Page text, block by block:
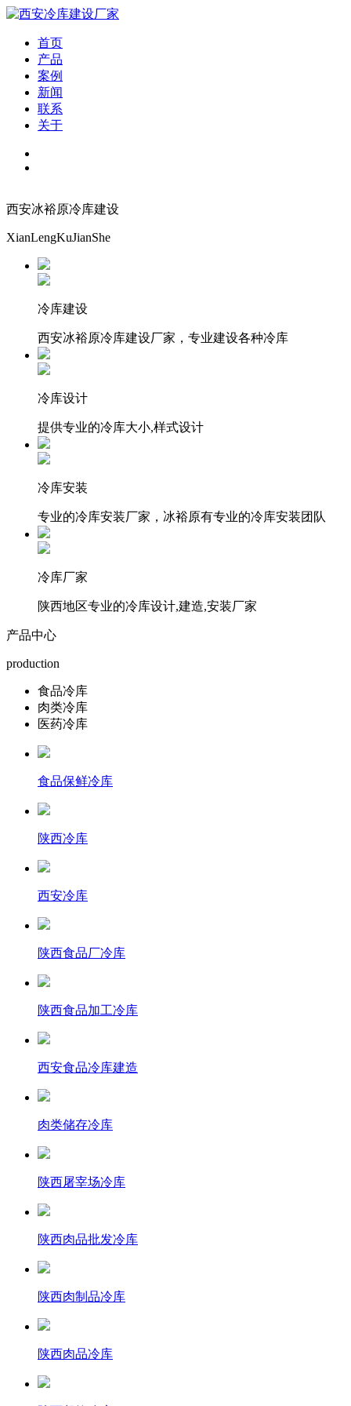
首页
产品
案例
新闻
联系
关于
西安冰裕原冷库建设
XianLengKuJianShe
冷库建设
西安冰裕原冷库建设厂家，专业建设各种冷库
冷库设计
提供专业的冷库大小,样式设计
冷库安装
专业的冷库安装厂家，冰裕原有专业的冷库安装团队
冷库厂家
陕西地区专业的冷库设计,建造,安装厂家
产品中心
production
食品冷库
肉类冷库
医药冷库
食品保鲜冷库
陕西冷库
西安冷库
陕西食品厂冷库
陕西食品加工冷库
西安食品冷库建造
肉类储存冷库
陕西屠宰场冷库
陕西肉品批发冷库
陕西肉制品冷库
陕西肉品冷库